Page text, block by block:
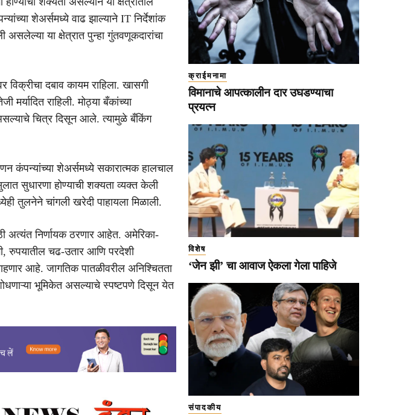
शेअर्समध्ये वाढ झाल्याने IT निर्देशांक
असलेल्या या क्षेत्रात पुन्हा गुंतवणूकदारांचा
विक्रीचा दबाव कायम राहिला. खासगी
राहिली. मोठ्या बँकांच्या
चित्र दिसून आले. त्यामुळे बँकिंग
कंपन्यांच्या शेअर्समध्ये सकारात्मक हालचाल
सुधारणा होण्याची शक्यता व्यक्त केली
तुलनेने चांगली खरेदी पाहायला मिळाली.
अत्यंत निर्णायक ठरणार आहेत. अमेरिका-
रुपयातील चढ-उतार आणि परदेशी
आहे. जागतिक पातळीवरील अनिश्चितता
भूमिकेत असल्याचे स्पष्टपणे दिसून येत
क्राईमनामा
विमानाचे आपत्कालीन दार उघडण्याचा
प्रयत्न
विशेष
‘जेन झी’ चा आवाज ऐकला गेला पाहिजे
संपादकीय